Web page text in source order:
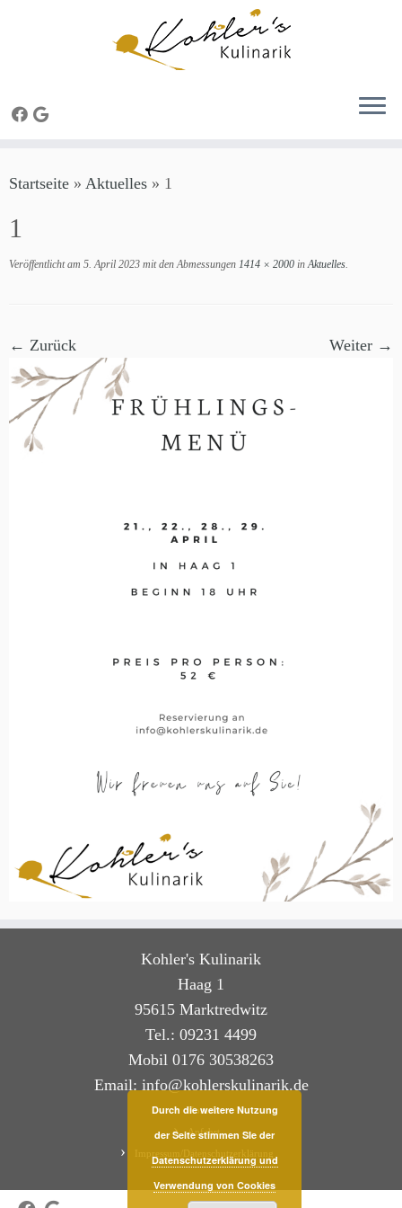
Inhalt
Startseite » Aktuelles » 1
1
Veröffentlicht am 5. April 2023 mit den Abmessungen 1414 × 2000 inAktuelles.
← Zurück Weiter →
Kohler's Kulinarik
Haag 1
95615 Marktredwitz
Tel.: 09231 4499
Mobil 0176 30538263
Email: info@kohlerskulinarik.de
Kontakt
Anfahrt
Durch die weitere Nutzung
der Seite stimmen SIe der
Datenschutzerklärung und
Verwendung von Cookies